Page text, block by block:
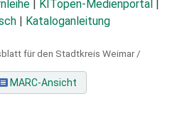
KITopen-Medienportal
Kataloganleitung
für den Stadtkreis Weimar /
MARC-Ansicht